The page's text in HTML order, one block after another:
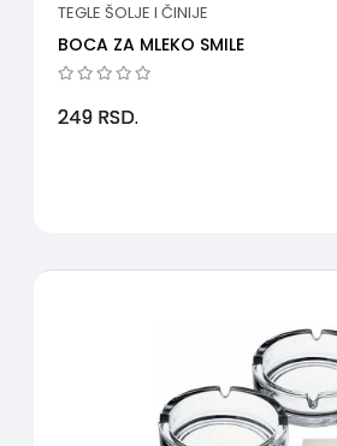
TEGLE ŠOLJE I ČINIJE
BOCA ZA MLEKO SMILE
249 RSD.